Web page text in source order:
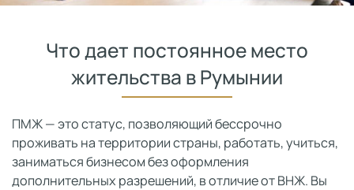
Что дает постоянное место
жительства в Румынии
ПМЖ — это статус, позволяющий бессрочно
проживать на территории страны, работать, учиться,
заниматься бизнесом без оформления
дополнительных разрешений, в отличие от ВНЖ. Вы